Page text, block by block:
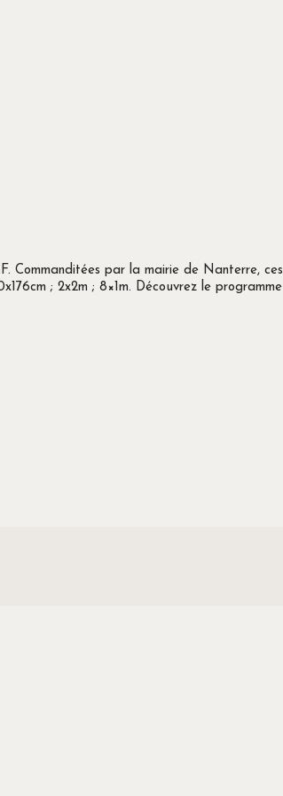
Commanditées par la mairie de Nanterre, ces
; 2x2m ; 8×1m. Découvrez le programme